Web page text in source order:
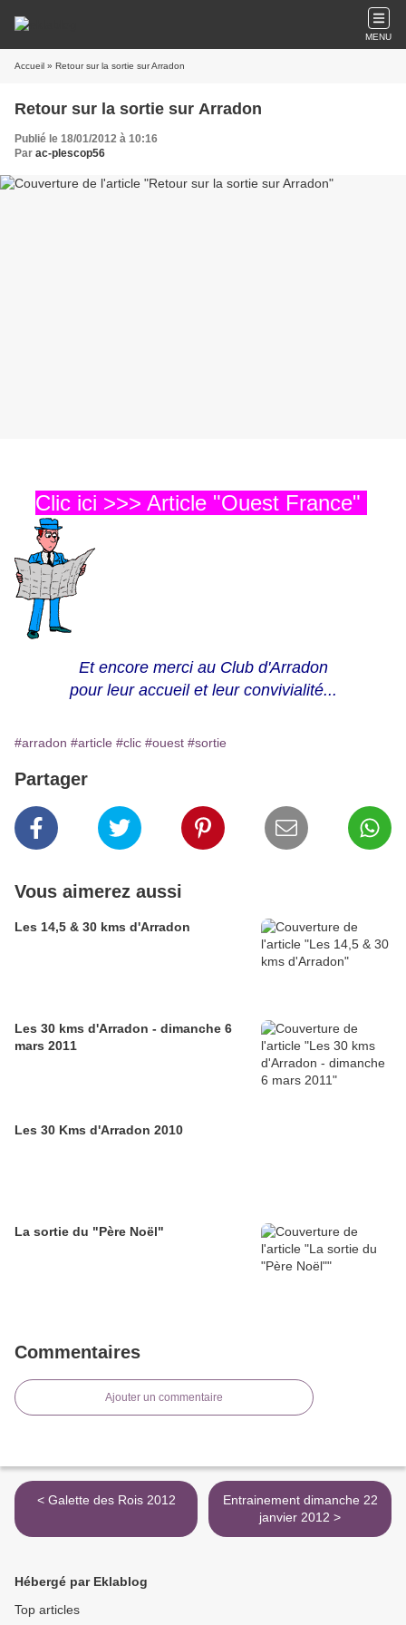
MENU
Accueil » Retour sur la sortie sur Arradon
Retour sur la sortie sur Arradon
Publié le 18/01/2012 à 10:16
Par ac-plescop56
Clic ici >>> Article "Ouest France"
Et encore merci au Club d'Arradon
pour leur accueil et leur convivialité...
#arradon #article #clic #ouest #sortie
Partager
Vous aimerez aussi
Les 14,5 & 30 kms d'Arradon
Les 30 kms d'Arradon - dimanche 6
mars 2011
Les 30 Kms d'Arradon 2010
La sortie du "Père Noël"
Commentaires
Ajouter un commentaire
< Galette des Rois 2012
Entrainement dimanche 22
janvier 2012 >
Hébergé par Eklablog
Top articles